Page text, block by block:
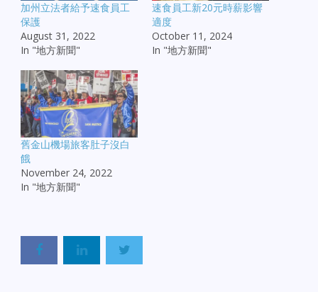
加州立法者給予速食員工
保護
August 31, 2022
In "地方新聞"
速食員工新20元時薪影響
適度
October 11, 2024
In "地方新聞"
舊金山機場旅客肚子沒白
餓
November 24, 2022
In "地方新聞"